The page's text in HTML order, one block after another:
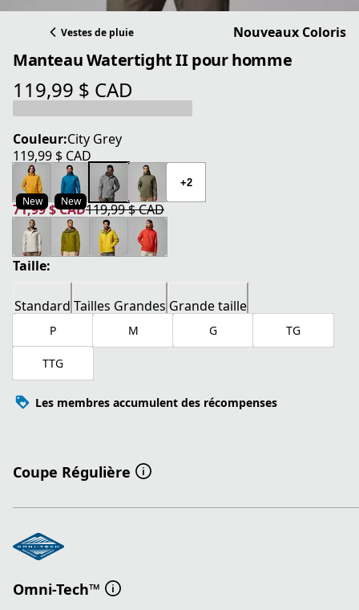
Vestes de pluie Nouveaux Coloris
Manteau Watertight II pour homme
119,99 $ CAD
prix actuel 119,99 $ CAD
Couleur:City Grey
119,99 $ CAD
prix actuel 119,99 $ CAD
New New
+2
71,99 $ CAD
prix actuel 71,99 $ CAD
119,99 $ CAD
prix original 119,99 $ CAD
Taille:
Standard Tailles Grandes Grande taille
P M G TG
TTG
Les membres accumulent des récompenses
Coupe Régulière
Omni-Tech™